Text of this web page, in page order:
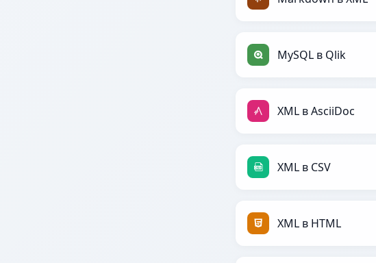
MySQL в Qlik
XML в AsciiDoc
XML в CSV
XML в HTML